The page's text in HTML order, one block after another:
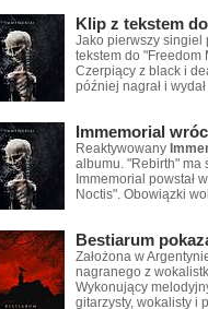
Klip z tekstem
Jako pierwszy singiel
tekstem do "Freedom
Czerpiący z black i
później nagrał i wydał
Immemorial
Reaktywowany
albumu. "Rebirth" ma
Immemorial powstał
Noctis". Obowiązki
Bestiarum
Założona w
nagranego z
Wykonujący
gitarzysty, wokalisty i